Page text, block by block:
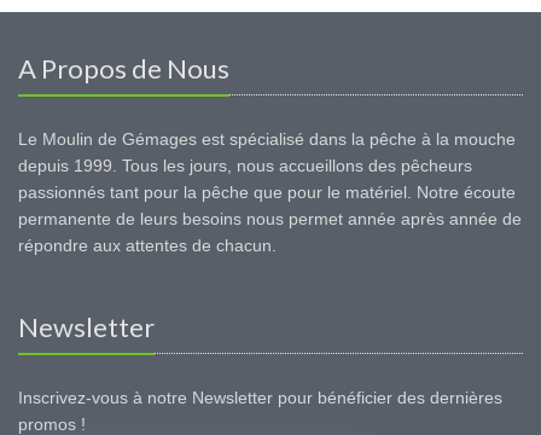
A Propos de Nous
Le Moulin de Gémages est spécialisé dans la pêche à la mouche
depuis 1999. Tous les jours, nous accueillons des pêcheurs
passionnés tant pour la pêche que pour le matériel. Notre écoute
permanente de leurs besoins nous permet année après année de
répondre aux attentes de chacun.
Newsletter
Inscrivez-vous à notre Newsletter pour bénéficier des dernières
promos !